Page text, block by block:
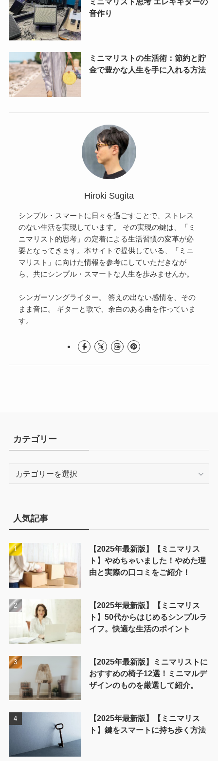
音作り
ミニマリストの生活術：節約と貯
金で豊かな人生を手に入れる方法
Hiroki Sugita
シンプル・スマートに日々を過ごすことで、ストレス
のない生活を実現しています。 その実現の鍵は、「ミ
ニマリスト的思考」の定着による生活習慣の変革が必
要となってきます。本サイトで提供している、「ミニ
マリスト」に向けた情報を参考にしていただきなが
ら、共にシンプル・スマートな人生を歩みませんか。
シンガーソングライター。 答えの出ない感情を、その
まま音に。 ギターと歌で、余白のある曲を作っていま
す。
カテゴリー
ー人気記事
【2025年最新版】【ミニマリス
ト】やめちゃいました！やめた理
由と実際の口コミをご紹介！
【2025年最新版】【ミニマリス
ト】50代からはじめるシンプルラ
イフ。快適な生活のポイント
【2025年最新版】ミニマリストに
おすすめの椅子12選！ミニマルデ
ザインのものを厳選して紹介。
【2025年最新版】【ミニマリス
ト】鍵をスマートに持ち歩く方法